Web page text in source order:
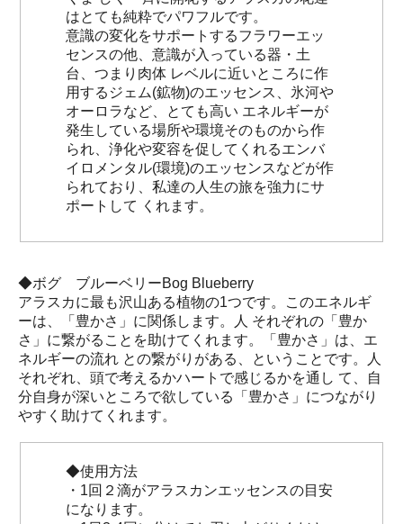
はとても純粋でパワフルです。
意識の変化をサポートするフラワーエッ
センスの他、意識が入っている器・土
台、つまり肉体 レベルに近いところに作
用するジェム(鉱物)のエッセンス、氷河や
オーロラなど、とても高い エネルギーが
発生している場所や環境そのものから作
られ、浄化や変容を促してくれるエンバ
イロメンタル(環境)のエッセンスなどが作
られており、私達の人生の旅を強力にサ
ポートして くれます。
◆ボグ ブルーベリーBog Blueberry
アラスカに最も沢山ある植物の1つです。このエネルギ
ーは、「豊かさ」に関係します。人 それぞれの「豊か
さ」に繋がることを助けてくれます。「豊かさ」は、エ
ネルギーの流れ との繋がりがある、ということです。人
それぞれ、頭で考えるかハートで感じるかを通し て、自
分自身が深いところで欲している「豊かさ」につながり
やすく助けてくれます。
◆使用方法
・1回２滴がアラスカンエッセンスの目安
になります。